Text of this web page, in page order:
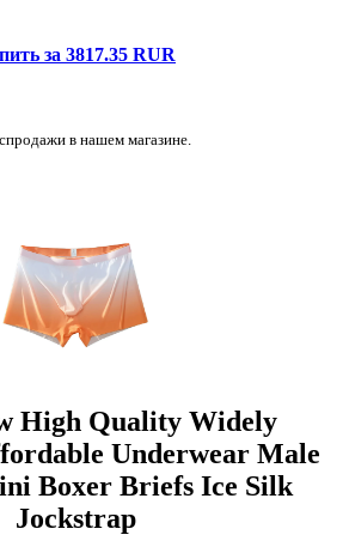
за 3817.35 RUR
в нашем магазине.
High Quality Widely
Underwear Male
Boxer Briefs Ice Silk
Jockstrap